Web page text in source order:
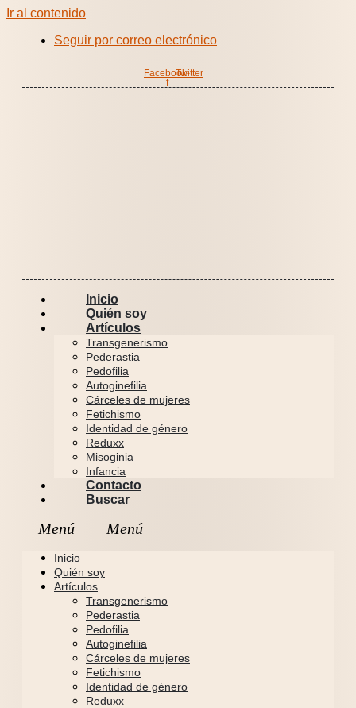
Ir al contenido
Seguir por correo electrónico
Facebook-
f
Twitter
Inicio
Quién soy
Artículos
Transgenerismo
Pederastia
Pedofilia
Autoginefilia
Cárceles de mujeres
Fetichismo
Identidad de género
Reduxx
Misoginia
Infancia
Contacto
Buscar
Inicio
Quién soy
Artículos
Transgenerismo
Pederastia
Pedofilia
Autoginefilia
Cárceles de mujeres
Fetichismo
Identidad de género
Reduxx